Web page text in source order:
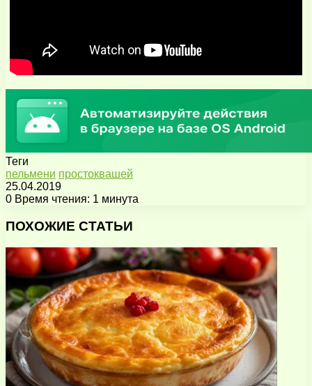
Теги
пельмени простоквашей
25.04.2019
0 Время чтения: 1 минута
через
почту
ПОХОЖИЕ СТАТЬИ